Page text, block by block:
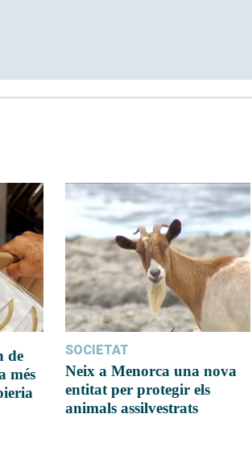
de
més
SOCIETAT
Neix a Menorca una nova
entitat per protegir els
animals assilvestrats